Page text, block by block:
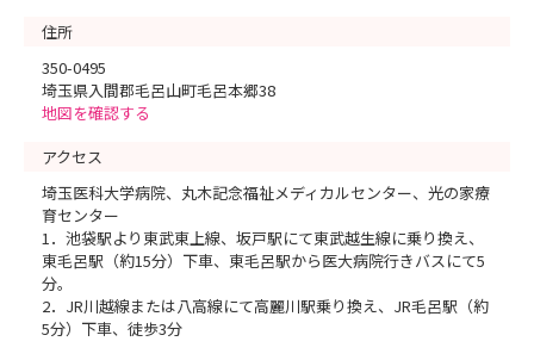
住所
350-0495
埼玉県入間郡毛呂山町毛呂本郷38
地図を確認する
アクセス
埼玉医科大学病院、丸木記念福祉メディカルセンター、光の家療
育センター
1．池袋駅より東武東上線、坂戸駅にて東武越生線に乗り換え、
東毛呂駅（約15分）下車、東毛呂駅から医大病院行きバスにて5
分。
2．JR川越線または八高線にて高麗川駅乗り換え、JR毛呂駅（約
5分）下車、徒歩3分